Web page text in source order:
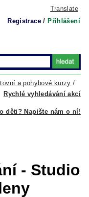
Translate
Registrace / Přihlášení
Rychlé vyhledávání akcí
a pohybové kurzy /
děti? Napište nám o ní!
- Studio